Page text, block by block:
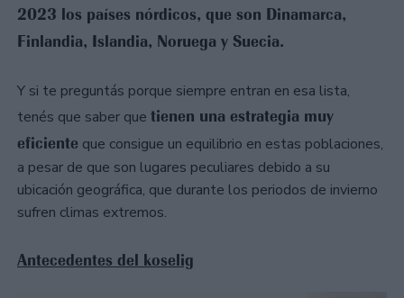
2023 los países nórdicos, que son Dinamarca,
Finlandia, Islandia, Noruega y Suecia.
Y si te preguntás porque siempre entran en esa lista,
tenés que saber que tienen una estrategia muy
eficiente que consigue un equilibrio en estas poblaciones,
a pesar de que son lugares peculiares debido a su
ubicación geográfica, que durante los periodos de invierno
sufren climas extremos.
Antecedentes del koselig